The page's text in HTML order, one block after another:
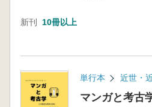
新刊 10冊以上
単行本 近世・
マンガと考古